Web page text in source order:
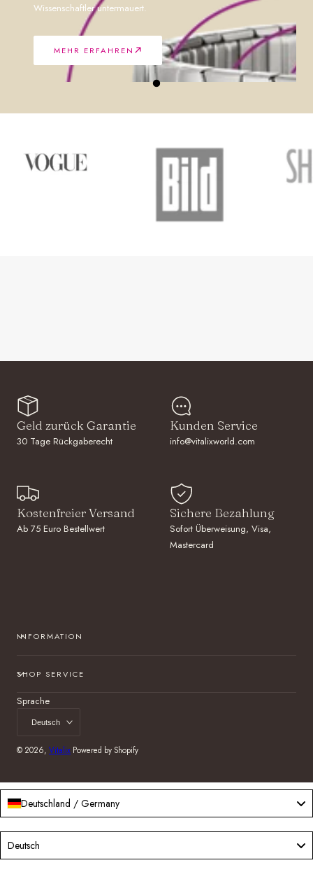
Wissenschaftler untermauert.
MEHR ERFAHREN
Geld zurück Garantie
30 Tage Rückgaberecht
Kunden Service
info@vitalixworld.com
Kostenfreier Versand
Ab 75 Euro Bestellwert
Sichere Bezahlung
Sofort Überweisung, Visa,
Mastercard
INFORMATION
SHOP SERVICE
Sprache
Deutsch
© 2026, Vitalix Powered by Shopify
Deutschland / Germany
Deutsch